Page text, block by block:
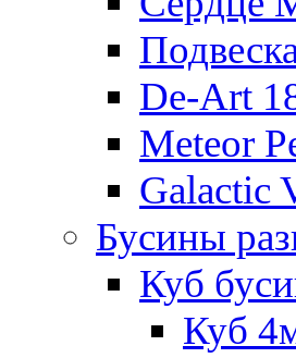
De-Art
Meteor
Galactic
Бусины
Куб
Куб